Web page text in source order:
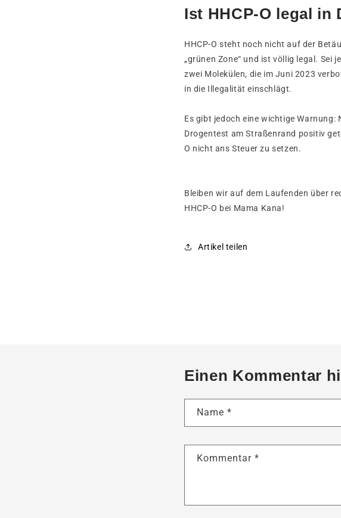
Ist HHCP-O legal in
HHCP-O steht noch nicht auf der
„grünen Zone“ und ist völlig legal. Sei
zwei Molekülen, die im Juni 2023
in die Illegalität einschlägt.
Es gibt jedoch eine wichtige
Drogentest am Straßenrand positiv
O nicht ans Steuer zu setzen.
Bleiben wir auf dem Laufenden über
HHCP-O bei Mama Kana!
Artikel teilen
Einen Kommentar
Name *
Kommentar *